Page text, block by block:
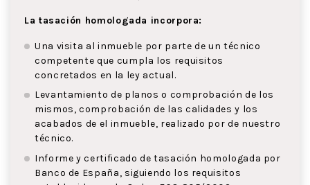
La tasación homologada incorpora:
Una visita al inmueble por parte de un técnico
competente que cumpla los requisitos
concretados en la ley actual.
Levantamiento de planos o comprobación de los
mismos, comprobación de las calidades y los
acabados de el inmueble, realizado por de nuestro
técnico.
Informe y certificado de tasación homologada por
Banco de España, siguiendo los requisitos